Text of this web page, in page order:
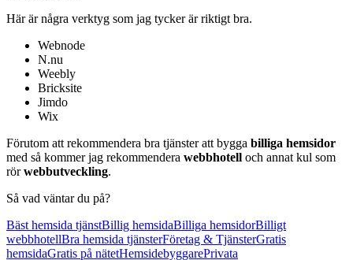
Här är några verktyg som jag tycker är riktigt bra.
Webnode
N.nu
Weebly
Bricksite
Jimdo
Wix
Förutom att rekommendera bra tjänster att bygga billiga hemsidor
med så kommer jag rekommendera webbhotell och annat kul som
rörwebbutveckling.
Så vad väntar du på?
Bäst hemsida tjänstBillig hemsidaBilliga hemsidorBilligt
webbhotellBra hemsida tjänsterFöretag & TjänsterGratis
hemsidaGratis på nätetHemsidebyggarePrivata